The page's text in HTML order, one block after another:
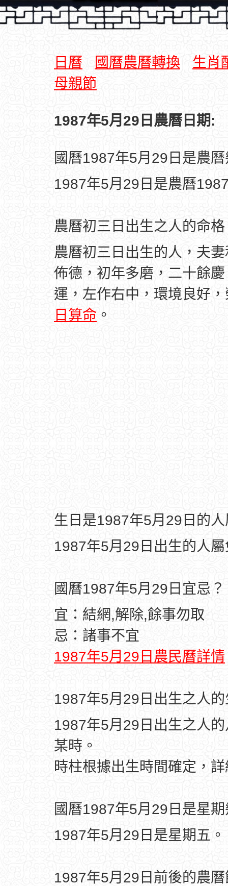
日曆 國曆農曆轉換
生肖
母親節
1987年5月29日農曆日期:
國曆1987年5月29日是農
1987年5月29日是農曆
農曆初三日出生之人的命
農曆初三日出生的人，夫
佈德，初年多磨，二十餘
運，左作右中，環境良好
日算命 。
生日是1987年5月29日的
1987年5月29日出生的人
國曆1987年5月29日宜忌？
宜：結網,解除,餘事勿取
忌：諸事不宜
1987年5月29日農民曆詳情
1987年5月29日出生之人
1987年5月29日出生之人
某時。
時柱根據出生時間確定，
國曆1987年5月29日是星
1987年5月29日是星期五。
1987年5月29日前後的農